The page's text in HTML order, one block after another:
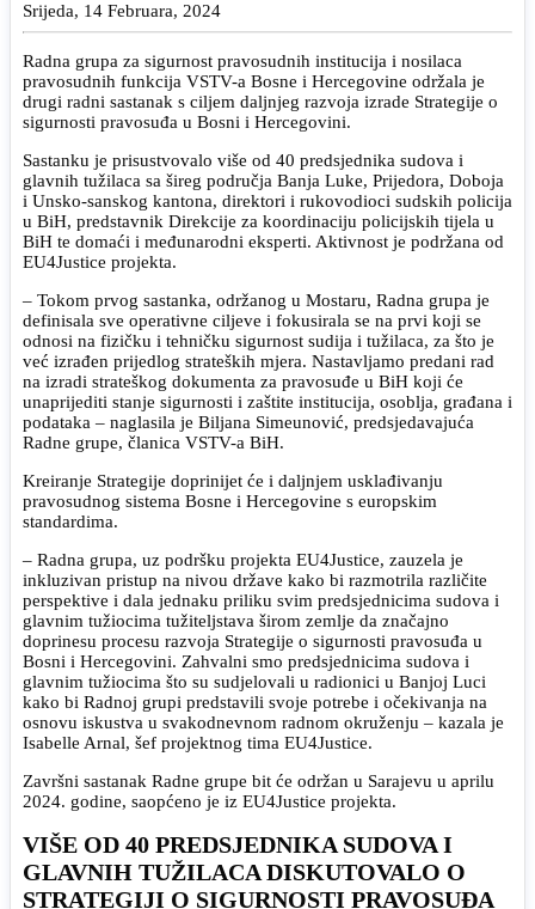
Srijeda, 14 Februara, 2024
Radna grupa za sigurnost pravosudnih institucija i nosilaca
pravosudnih funkcija VSTV-a Bosne i Hercegovine održala je
drugi radni sastanak s ciljem daljnjeg razvoja izrade Strategije o
sigurnosti pravosuđa u Bosni i Hercegovini.
Sastanku je prisustvovalo više od 40 predsjednika sudova i
glavnih tužilaca sa šireg područja Banja Luke, Prijedora, Doboja
i Unsko-sanskog kantona, direktori i rukovodioci sudskih policija
u BiH, predstavnik Direkcije za koordinaciju policijskih tijela u
BiH te domaći i međunarodni eksperti. Aktivnost je podržana od
EU4Justice projekta.
– Tokom prvog sastanka, održanog u Mostaru, Radna grupa je
definisala sve operativne ciljeve i fokusirala se na prvi koji se
odnosi na fizičku i tehničku sigurnost sudija i tužilaca, za što je
već izrađen prijedlog strateških mjera. Nastavljamo predani rad
na izradi strateškog dokumenta za pravosuđe u BiH koji će
unaprijediti stanje sigurnosti i zaštite institucija, osoblja, građana i
podataka – naglasila je Biljana Simeunović, predsjedavajuća
Radne grupe, članica VSTV-a BiH.
Kreiranje Strategije doprinijet će i daljnjem usklađivanju
pravosudnog sistema Bosne i Hercegovine s europskim
standardima.
– Radna grupa, uz podršku projekta EU4Justice, zauzela je
inkluzivan pristup na nivou države kako bi razmotrila različite
perspektive i dala jednaku priliku svim predsjednicima sudova i
glavnim tužiocima tužiteljstava širom zemlje da značajno
doprinesu procesu razvoja Strategije o sigurnosti pravosuđa u
Bosni i Hercegovini. Zahvalni smo predsjednicima sudova i
glavnim tužiocima što su sudjelovali u radionici u Banjoj Luci
kako bi Radnoj grupi predstavili svoje potrebe i očekivanja na
osnovu iskustva u svakodnevnom radnom okruženju – kazala je
Isabelle Arnal, šef projektnog tima EU4Justice.
Završni sastanak Radne grupe bit će održan u Sarajevu u aprilu
2024. godine, saopćeno je iz EU4Justice projekta.
VIŠE OD 40 PREDSJEDNIKA SUDOVA I
GLAVNIH TUŽILACA DISKUTOVALO O
STRATEGIJI O SIGURNOSTI PRAVOSUĐA